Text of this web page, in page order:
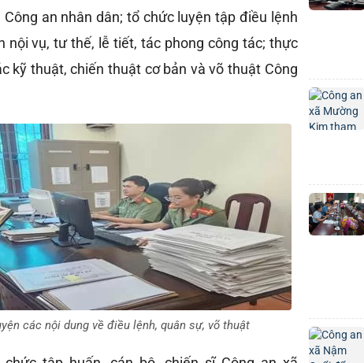
an nhân dân; tổ chức luyện tập điều lệnh
nội vụ, tư thế, lễ tiết, tác phong công tác; thực
kỹ thuật, chiến thuật cơ bản và võ thuật Công
các nội dung về điều lệnh, quân sự, võ thuật